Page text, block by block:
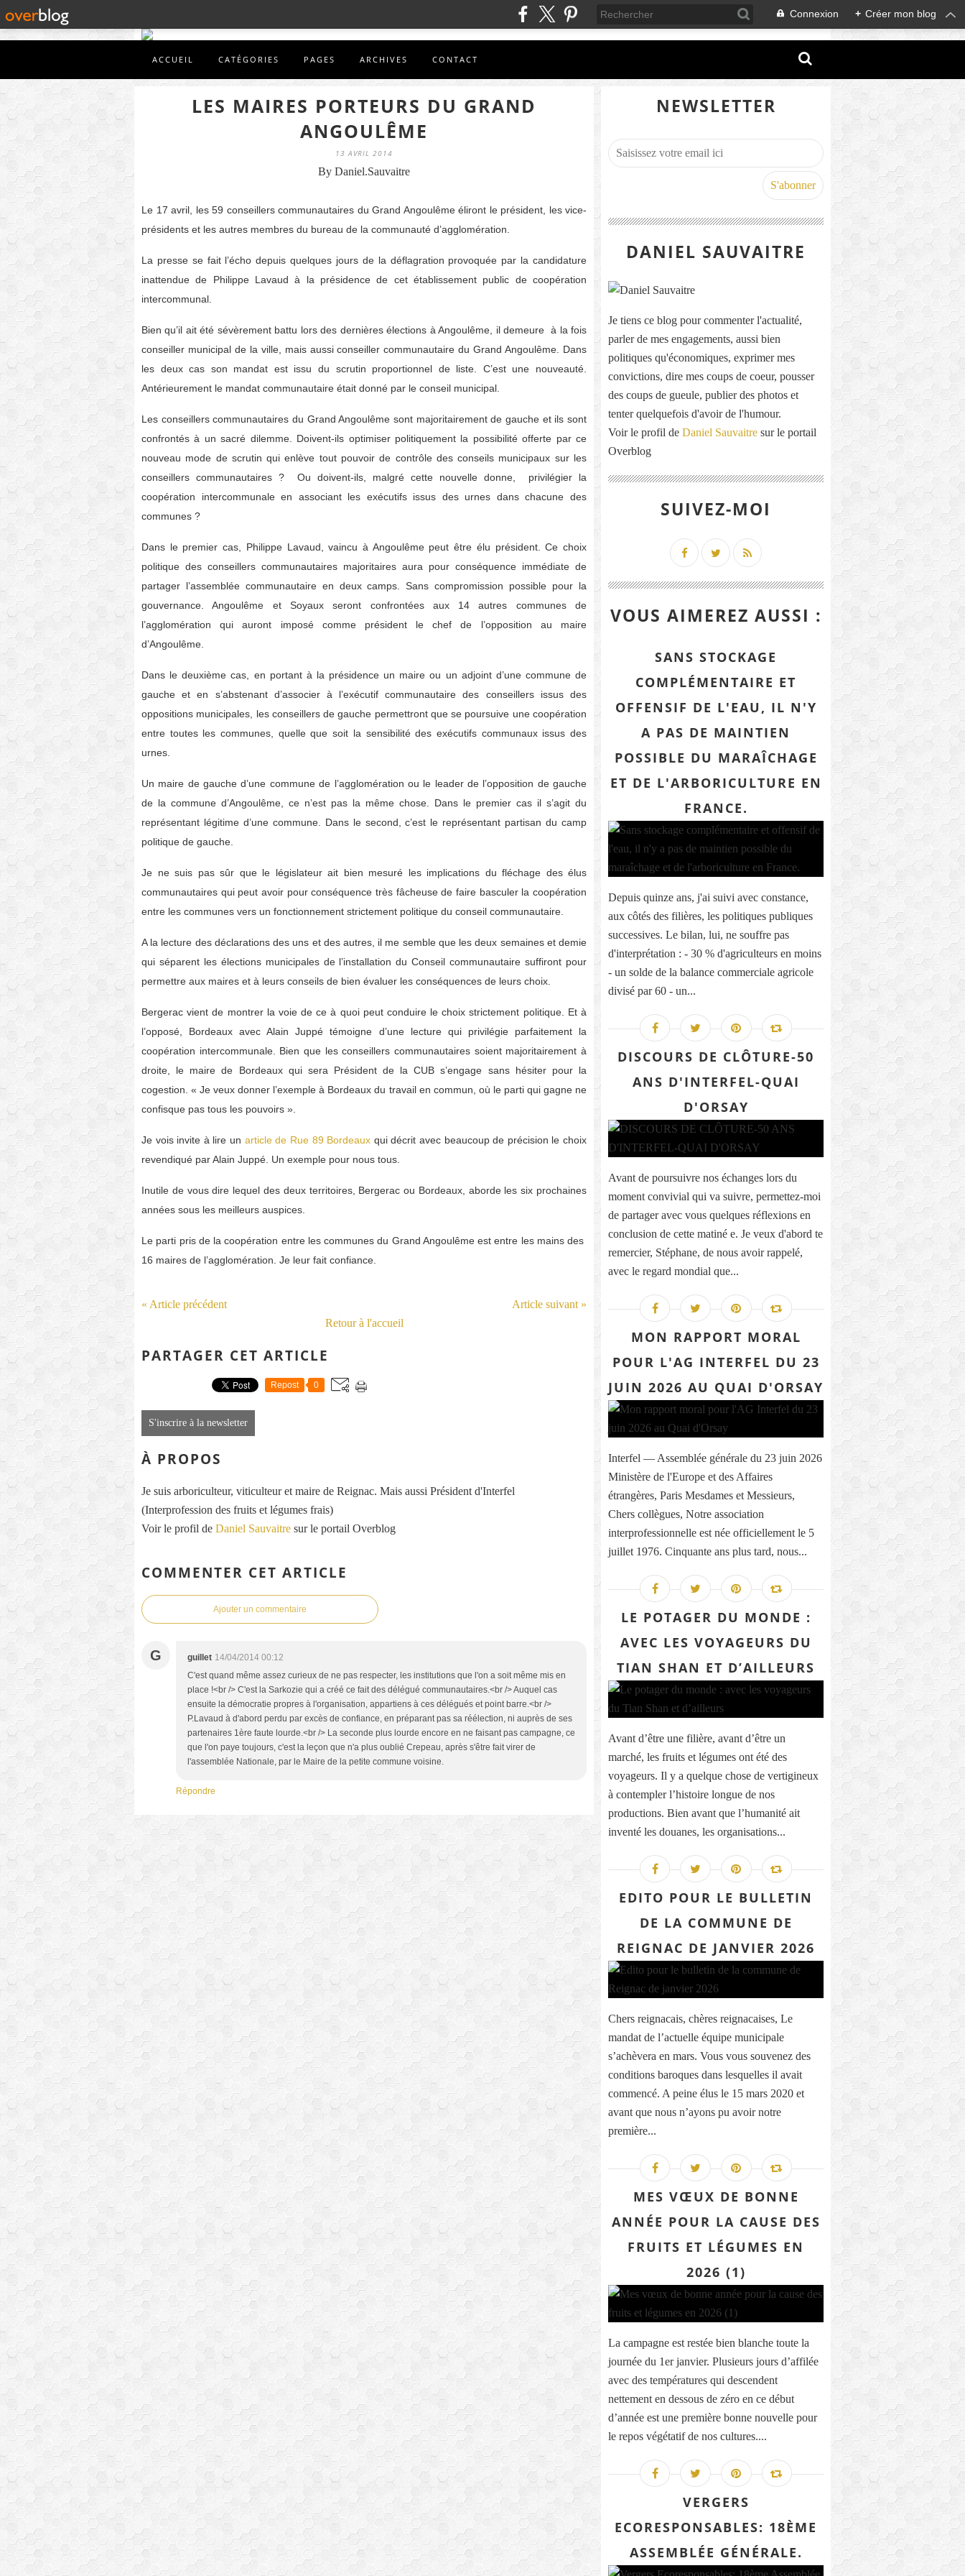
Connexion + Créer mon blog
ACCUEIL CATÉGORIES PAGES ARCHIVES CONTACT
LES MAIRES PORTEURS DU GRAND
ANGOULÊME
13 AVRIL 2014
By Daniel.Sauvaitre
Le 17 avril, les 59 conseillers communautaires du Grand Angoulême éliront le président, les vice-
présidents et les autres membres du bureau de la communauté d’agglomération.
La presse se fait l’écho depuis quelques jours de la déflagration provoquée par la candidature
inattendue de Philippe Lavaud à la présidence de cet établissement public de coopération
intercommunal.
Bien qu’il ait été sévèrement battu lors des dernières élections à Angoulême, il demeure à la fois
conseiller municipal de la ville, mais aussi conseiller communautaire du Grand Angoulême. Dans
les deux cas son mandat est issu du scrutin proportionnel de liste. C’est une nouveauté.
Antérieurement le mandat communautaire était donné par le conseil municipal.
Les conseillers communautaires du Grand Angoulême sont majoritairement de gauche et ils sont
confrontés à un sacré dilemme. Doivent-ils optimiser politiquement la possibilité offerte par ce
nouveau mode de scrutin qui enlève tout pouvoir de contrôle des conseils municipaux sur les
conseillers communautaires ? Ou doivent-ils, malgré cette nouvelle donne, privilégier la
coopération intercommunale en associant les exécutifs issus des urnes dans chacune des
communes ?
Dans le premier cas, Philippe Lavaud, vaincu à Angoulême peut être élu président. Ce choix
politique des conseillers communautaires majoritaires aura pour conséquence immédiate de
partager l’assemblée communautaire en deux camps. Sans compromission possible pour la
gouvernance. Angoulême et Soyaux seront confrontées aux 14 autres communes de
l’agglomération qui auront imposé comme président le chef de l’opposition au maire
d’Angoulême.
Dans le deuxième cas, en portant à la présidence un maire ou un adjoint d’une commune de
gauche et en s’abstenant d’associer à l’exécutif communautaire des conseillers issus des
oppositions municipales, les conseillers de gauche permettront que se poursuive une coopération
entre toutes les communes, quelle que soit la sensibilité des exécutifs communaux issus des
urnes.
Un maire de gauche d’une commune de l’agglomération ou le leader de l’opposition de gauche
de la commune d’Angoulême, ce n’est pas la même chose. Dans le premier cas il s’agit du
représentant légitime d’une commune. Dans le second, c’est le représentant partisan du camp
politique de gauche.
Je ne suis pas sûr que le législateur ait bien mesuré les implications du fléchage des élus
communautaires qui peut avoir pour conséquence très fâcheuse de faire basculer la coopération
entre les communes vers un fonctionnement strictement politique du conseil communautaire.
A la lecture des déclarations des uns et des autres, il me semble que les deux semaines et demie
qui séparent les élections municipales de l’installation du Conseil communautaire suffiront pour
permettre aux maires et à leurs conseils de bien évaluer les conséquences de leurs choix.
Bergerac vient de montrer la voie de ce à quoi peut conduire le choix strictement politique. Et à
l’opposé, Bordeaux avec Alain Juppé témoigne d’une lecture qui privilégie parfaitement la
coopération intercommunale. Bien que les conseillers communautaires soient majoritairement à
droite, le maire de Bordeaux qui sera Président de la CUB s’engage sans hésiter pour la
cogestion. « Je veux donner l’exemple à Bordeaux du travail en commun, où le parti qui gagne ne
confisque pas tous les pouvoirs ».
Je vois invite à lire un article de Rue 89 Bordeaux qui décrit avec beaucoup de précision le choix
revendiqué par Alain Juppé. Un exemple pour nous tous.
Inutile de vous dire lequel des deux territoires, Bergerac ou Bordeaux, aborde les six prochaines
années sous les meilleurs auspices.
Le parti pris de la coopération entre les communes du Grand Angoulême est entre les mains des
16 maires de l’agglomération. Je leur fait confiance.
« Article précédent
Article suivant »
Retour à l'accueil
PARTAGER CET ARTICLE
Repost 0
S'inscrire à la newsletter
À PROPOS
Je suis arboriculteur, viticulteur et maire de Reignac. Mais aussi Président d'Interfel
(Interprofession des fruits et légumes frais)
Voir le profil de Daniel Sauvaitre sur le portail Overblog
COMMENTER CET ARTICLE
Ajouter un commentaire
G guillet 14/04/2014 00:12
C'est quand même assez curieux de ne pas respecter, les institutions que l'on a soit même mis en
place !<br /> C'est la Sarkozie qui a créé ce fait des délégué communautaires.<br /> Auquel cas
ensuite la démocratie propres à l'organisation, appartiens à ces délégués et point barre.<br />
P.Lavaud à d'abord perdu par excès de confiance, en préparant pas sa réélection, ni auprès de ses
partenaires 1ère faute lourde.<br /> La seconde plus lourde encore en ne faisant pas campagne, ce
que l'on paye toujours, c'est la leçon que n'a plus oublié Crepeau, après s'être fait virer de
l'assemblée Nationale, par le Maire de la petite commune voisine.
Répondre
NEWSLETTER
DANIEL SAUVAITRE
Je tiens ce blog pour commenter l'actualité,
parler de mes engagements, aussi bien
politiques qu'économiques, exprimer mes
convictions, dire mes coups de coeur, pousser
des coups de gueule, publier des photos et
tenter quelquefois d'avoir de l'humour.
Voir le profil de Daniel Sauvaitre sur le portail
Overblog
SUIVEZ-MOI
VOUS AIMEREZ AUSSI :
SANS STOCKAGE
COMPLÉMENTAIRE ET
OFFENSIF DE L'EAU, IL N'Y
A PAS DE MAINTIEN
POSSIBLE DU MARAÎCHAGE
ET DE L'ARBORICULTURE EN
FRANCE.
Depuis quinze ans, j'ai suivi avec constance,
aux côtés des filières, les politiques publiques
successives. Le bilan, lui, ne souffre pas
d'interprétation : - 30 % d'agriculteurs en moins
- un solde de la balance commerciale agricole
divisé par 60 - un...
DISCOURS DE CLÔTURE-50
ANS D'INTERFEL-QUAI
D'ORSAY
Avant de poursuivre nos échanges lors du
moment convivial qui va suivre, permettez-moi
de partager avec vous quelques réflexions en
conclusion de cette matiné e. Je veux d'abord te
remercier, Stéphane, de nous avoir rappelé,
avec le regard mondial que...
MON RAPPORT MORAL
POUR L'AG INTERFEL DU 23
JUIN 2026 AU QUAI D'ORSAY
Interfel — Assemblée générale du 23 juin 2026
Ministère de l'Europe et des Affaires
étrangères, Paris Mesdames et Messieurs,
Chers collègues, Notre association
interprofessionnelle est née officiellement le 5
juillet 1976. Cinquante ans plus tard, nous...
LE POTAGER DU MONDE :
AVEC LES VOYAGEURS DU
TIAN SHAN ET D’AILLEURS
Avant d’être une filière, avant d’être un
marché, les fruits et légumes ont été des
voyageurs. Il y a quelque chose de vertigineux
à contempler l’histoire longue de nos
productions. Bien avant que l’humanité ait
inventé les douanes, les organisations...
EDITO POUR LE BULLETIN
DE LA COMMUNE DE
REIGNAC DE JANVIER 2026
Chers reignacais, chères reignacaises, Le
mandat de l’actuelle équipe municipale
s’achèvera en mars. Vous vous souvenez des
conditions baroques dans lesquelles il avait
commencé. A peine élus le 15 mars 2020 et
avant que nous n’ayons pu avoir notre
première...
MES VŒUX DE BONNE
ANNÉE POUR LA CAUSE DES
FRUITS ET LÉGUMES EN
2026 (1)
La campagne est restée bien blanche toute la
journée du 1er janvier. Plusieurs jours d’affilée
avec des températures qui descendent
nettement en dessous de zéro en ce début
d’année est une première bonne nouvelle pour
le repos végétatif de nos cultures....
VERGERS
ECORESPONSABLES: 18ÈME
ASSEMBLÉE GÉNÉRALE.